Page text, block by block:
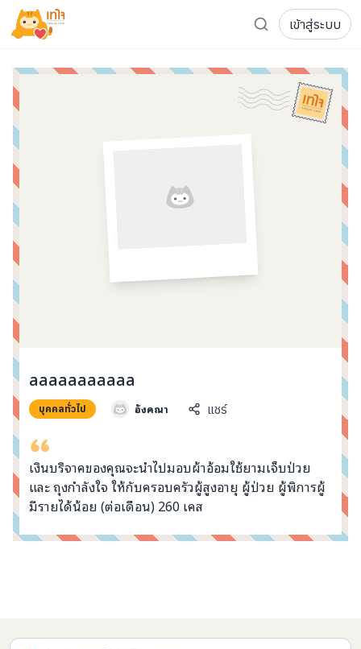
รู้จักเทใจ
เกี่ยวกับเรา
ความเคลื่อนไหว
ผู้บริจาค
การลดหย่อนภาษี
แฟนคลับศิลปิน
FAQ เจ้าของโครงการ
ติดต่อเรา
COCON (ห้อง 304) ชั้น 3 อาคาร The Season Mall 899
นโยบายความเป็นส่วนตัว
ภาษา: ไทย
เข้าสู่ระบบ
aaaaaaaaaaa
บุคคลทั่วไป อังคณา แชร์
เงินบริจาคของคุณจะนำไปมอบผ้าอ้อมใช้ยามเจ็บป่วย
และ ถุงกำลังใจ ให้กับครอบครัวผู้สูงอายุ ผู้ป่วย ผู้พิการผู้
มีรายได้น้อย (ต่อเดือน) 260 เคส